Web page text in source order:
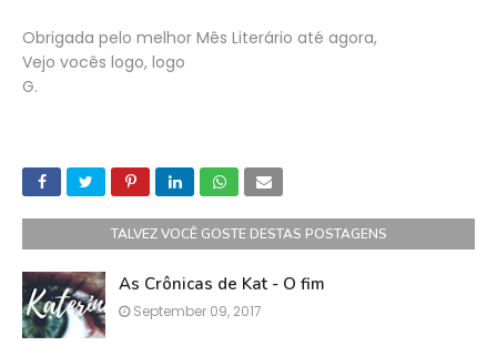
Obrigada pelo melhor Mês Literário até agora,
Vejo vocês logo, logo
G.
TALVEZ VOCÊ GOSTE DESTAS POSTAGENS
As Crônicas de Kat - O fim
September 09, 2017